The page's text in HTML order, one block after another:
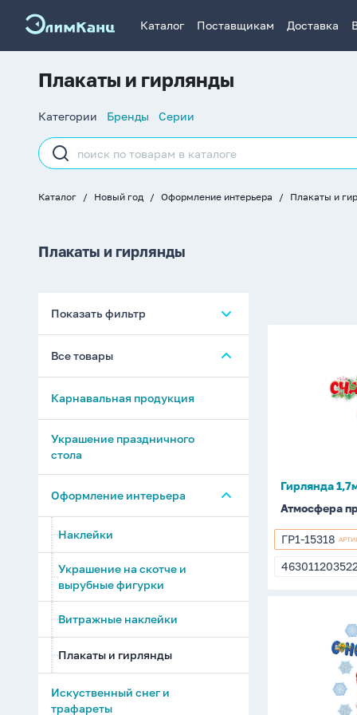
Каталог Поставщикам Доставка
Плакаты и гирлянды
Список
Категории Бренды Серии
Строка
поиска
Каталог Новый год Оформление интерьера Плакаты и
Плакаты и гирлянды
Показать фильтр
Все товары
Карнавальная продукция
Украшение праздничного
стола
Оформление интерьера
Наклейки
Украшение на скотче и
вырубные фигурки
Витражные наклейки
Плакаты и гирлянды
Искуственный снег и
трафареты
"Счастья
Гирлянда
Атмосфера
ГР1-
15318
ГР1-15318
украшений
плаката